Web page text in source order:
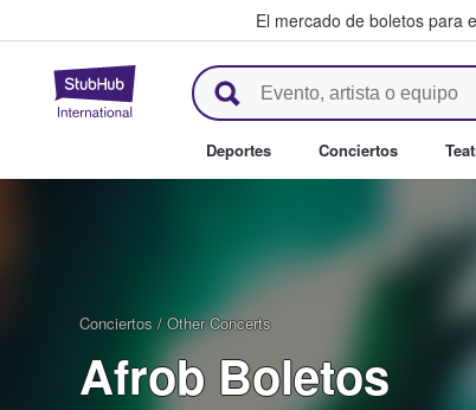
El mercado de boletos para
StubHub: donde los fans
Deportes Conciertos
Conciertos / Other Concerts
Afrob Boletos